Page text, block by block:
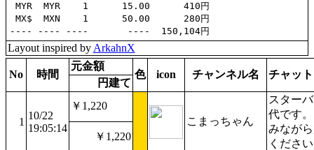
MYR  MYR    1      15.00      410円
MX$  MXN    1      50.00      280円
Layout inspired by ArkahnX
No 時間
元金額
色 icon チャンネル名 チャット
円建て
1
10/22
19:05:14
￥1,220
こまっちゃん
スター
代です
みなが
ください
￥1,220